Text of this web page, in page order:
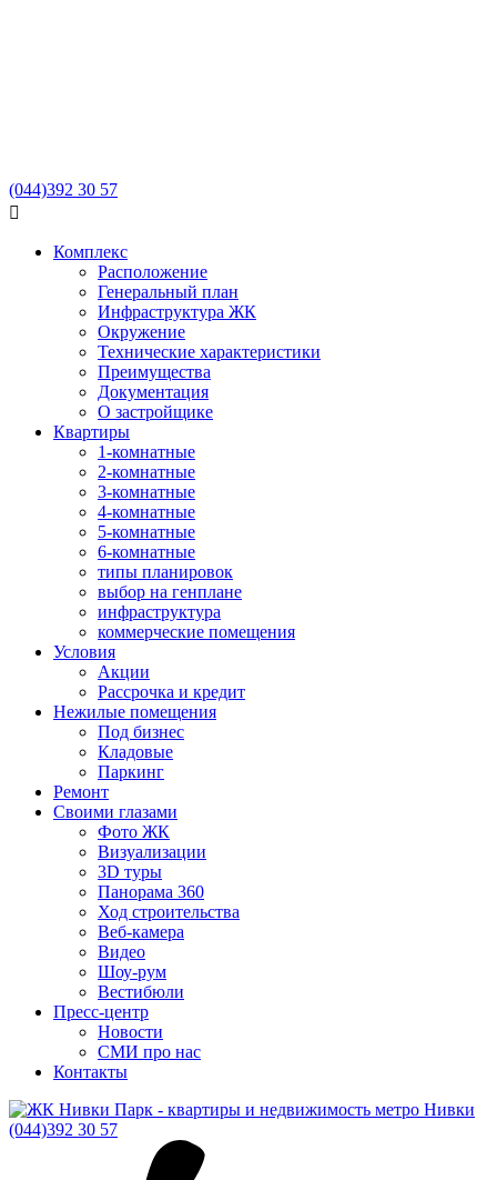
(044)392 30 57

Комплекс
Расположение
Генеральный план
Инфраструктура ЖК
Окружение
Технические характеристики
Преимущества
Документация
О застройщике
Квартиры
1-комнатные
2-комнатные
3-комнатные
4-комнатные
5-комнатные
6-комнатные
типы планировок
выбор на генплане
инфраструктура
коммерческие помещения
Условия
Акции
Рассрочка и кредит
Нежилые помещения
Под бизнес
Кладовые
Паркинг
Ремонт
Своими глазами
Фото ЖК
Визуализации
3D туры
Панорама 360
Ход строительства
Веб-камера
Видео
Шоу-рум
Вестибюли
Пресс-центр
Новости
СМИ про нас
Контакты
(044)392 30 57